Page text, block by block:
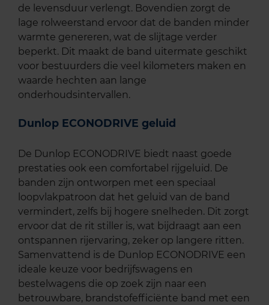
de levensduur verlengt. Bovendien zorgt de
lage rolweerstand ervoor dat de banden minder
warmte genereren, wat de slijtage verder
beperkt. Dit maakt de band uitermate geschikt
voor bestuurders die veel kilometers maken en
waarde hechten aan lange
onderhoudsintervallen.
Dunlop ECONODRIVE geluid
De Dunlop ECONODRIVE biedt naast goede
prestaties ook een comfortabel rijgeluid. De
banden zijn ontworpen met een speciaal
loopvlakpatroon dat het geluid van de band
vermindert, zelfs bij hogere snelheden. Dit zorgt
ervoor dat de rit stiller is, wat bijdraagt aan een
ontspannen rijervaring, zeker op langere ritten.
Samenvattend is de Dunlop ECONODRIVE een
ideale keuze voor bedrijfswagens en
bestelwagens die op zoek zijn naar een
betrouwbare, brandstofefficiënte band met een